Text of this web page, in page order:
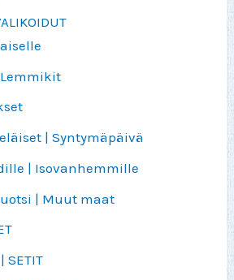
| Syntymäpäivä
| Isovanhemmille
| Muut maat
SETIT